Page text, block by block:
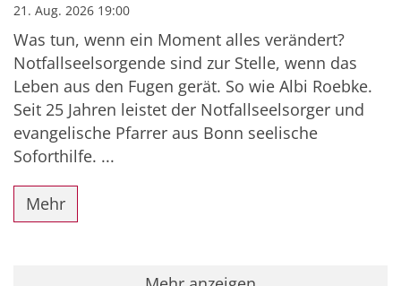
21. Aug. 2026 19:00
Was tun, wenn ein Moment alles verändert?
Notfallseelsorgende sind zur Stelle, wenn das
Leben aus den Fugen gerät. So wie Albi Roebke.
Seit 25 Jahren leistet der Notfallseelsorger und
evangelische Pfarrer aus Bonn seelische
Soforthilfe. ...
Mehr